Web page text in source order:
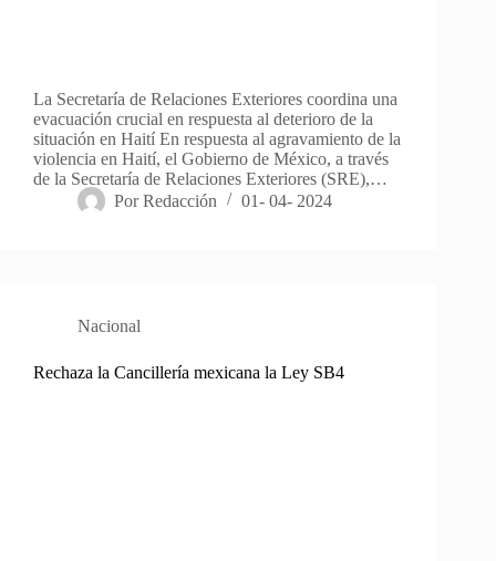
La Secretaría de Relaciones Exteriores coordina una
evacuación crucial en respuesta al deterioro de la
situación en Haití En respuesta al agravamiento de la
violencia en Haití, el Gobierno de México, a través
de la Secretaría de Relaciones Exteriores (SRE),…
Por Redacción 01- 04- 2024
Nacional
Rechaza la Cancillería mexicana la Ley SB4